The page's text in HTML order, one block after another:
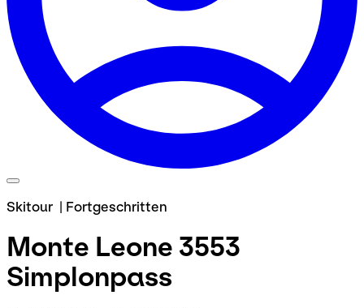
Skitour | Fortgeschritten
Monte Leone 3553
Simplonpass